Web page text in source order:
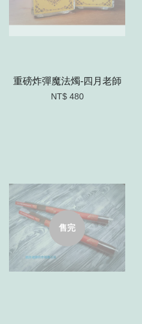
重磅炸彈魔法燭-四月老師
NT$ 480
售完